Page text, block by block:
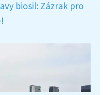
biosil: Zázrak pro